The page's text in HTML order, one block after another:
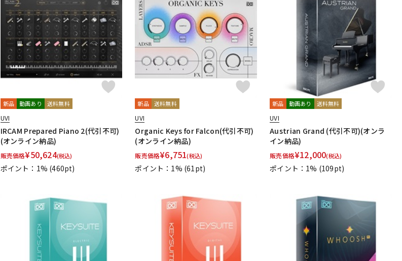
DTM オンラ
イン納品
レコーディン
グ機器
配信/ライブ
機器
楽器アクセサ
リ
新品 動画あり 送料無料
UVI
IRCAM Prepared Piano 2(代引不可)
(オンライン納品)
販売価格¥50,624(税込)
ポイント：1% (460pt)
新品 送料無料
UVI
Organic Keys for Falcon(代引不可)
(オンライン納品)
販売価格¥6,751(税込)
ポイント：1% (61pt)
新品 動画あり 送料無料
UVI
Austrian Grand (代引不可)(オンラ
イン納品)
販売価格¥12,000(税込)
ポイント：1% (109pt)